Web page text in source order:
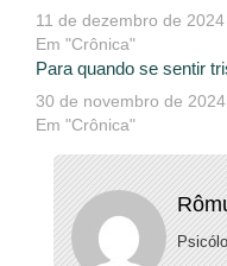
11 de dezembro de 2024
Em "Crônica"
Para quando se sentir
30 de novembro de 2024
Em "Crônica"